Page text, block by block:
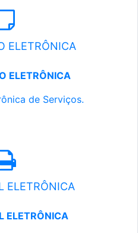
ELETRÔNICA
ELETRÔNICA
de Serviços.
ELETRÔNICA
ELETRÔNICA